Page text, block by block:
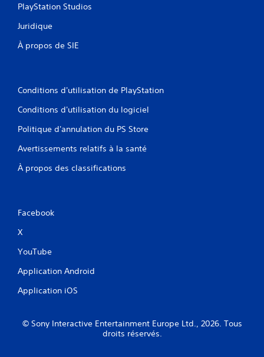
PlayStation Studios
Juridique
À propos de SIE
Conditions d'utilisation de PlayStation
Conditions d'utilisation du logiciel
Politique d'annulation du PS Store
Avertissements relatifs à la santé
À propos des classifications
Facebook
X
YouTube
Application Android
Application iOS
© Sony Interactive Entertainment Europe Ltd., 2026. Tous
droits réservés.